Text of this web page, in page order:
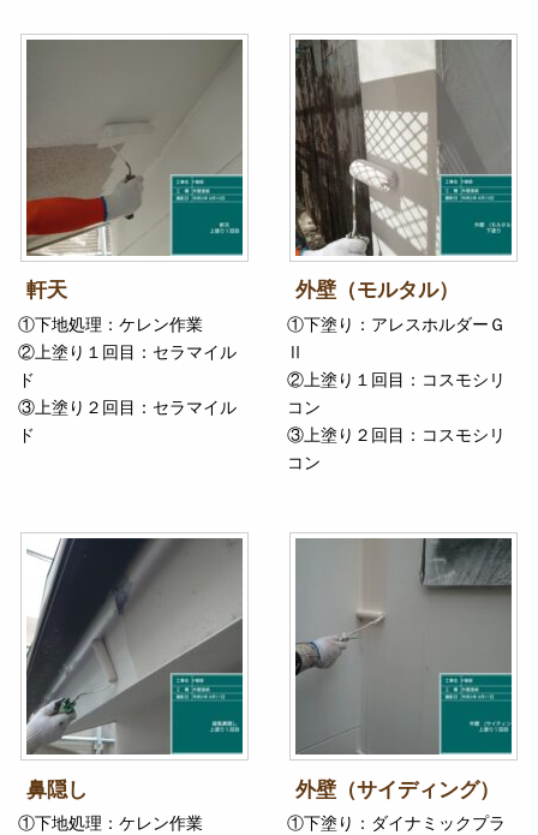
軒天
①下地処理：ケレン作業
②上塗り１回目：セラマイル
ド
③上塗り２回目：セラマイル
ド
外壁（モルタル）
①下塗り：アレスホルダーＧ
Ⅱ
②上塗り１回目：コスモシリ
コン
③上塗り２回目：コスモシリ
コン
鼻隠し
①下地処理：ケレン作業
外壁（サイディング）
①下塗り：ダイナミックプラ